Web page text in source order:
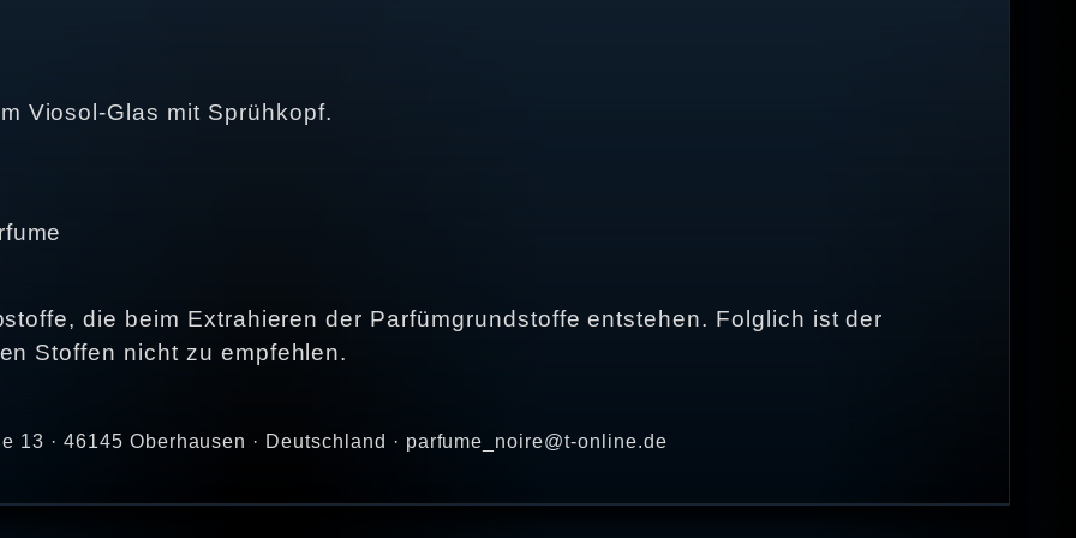
Viosol-Glas mit Sprühkopf.
die beim Extrahieren der Parfümgrundstoffe entstehen. Folglich ist der
Stoffen nicht zu empfehlen.
13 · 46145 Oberhausen · Deutschland · parfume_noire@t-online.de